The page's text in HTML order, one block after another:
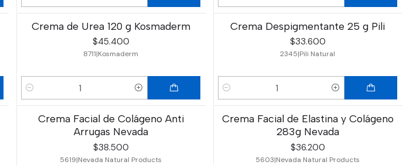
Crema de Urea 120 g Kosmaderm
$45.400
8711|Kosmaderm
Cantidad
Crema Despigmentante 25 g Pili
$33.600
2345|Pili Natural
Cantidad
Crema Facial de Colágeno Anti
Arrugas Nevada
$38.500
5619|Nevada Natural Products
Crema Facial de Elastina y Colágeno
283g Nevada
$36.200
5603|Nevada Natural Products